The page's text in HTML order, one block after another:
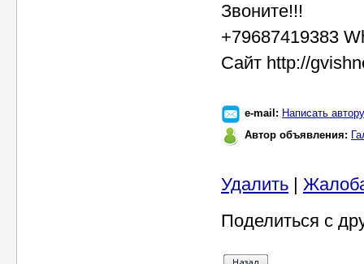
Звоните!!!
+79687419383
Сайт http://
e-mail: Написать автору
Автор объявления:
Удалить |
Поделиться с